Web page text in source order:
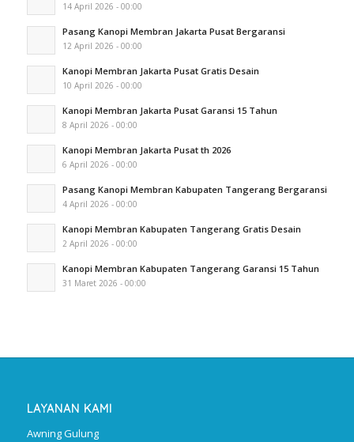
14 April 2026 - 00:00
Pasang Kanopi Membran Jakarta Pusat Bergaransi
12 April 2026 - 00:00
Kanopi Membran Jakarta Pusat Gratis Desain
10 April 2026 - 00:00
Kanopi Membran Jakarta Pusat Garansi 15 Tahun
8 April 2026 - 00:00
Kanopi Membran Jakarta Pusat th 2026
6 April 2026 - 00:00
Pasang Kanopi Membran Kabupaten Tangerang Bergaransi
4 April 2026 - 00:00
Kanopi Membran Kabupaten Tangerang Gratis Desain
2 April 2026 - 00:00
Kanopi Membran Kabupaten Tangerang Garansi 15 Tahun
31 Maret 2026 - 00:00
LAYANAN KAMI
Awning Gulung